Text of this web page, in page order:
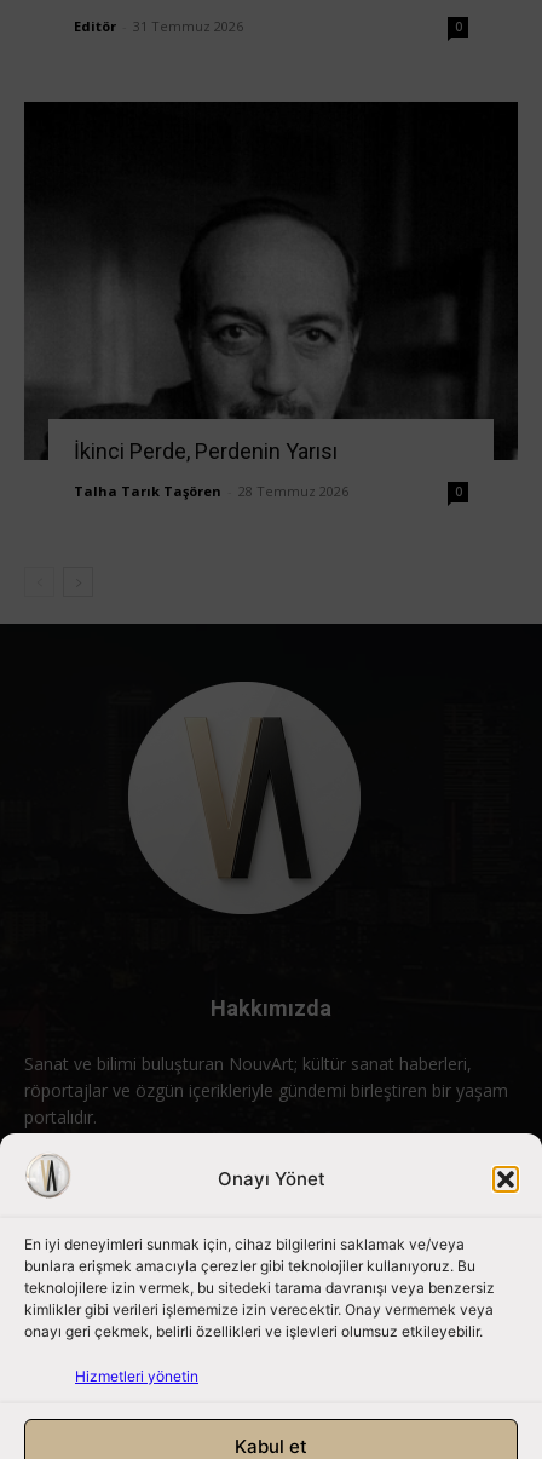
Onayı Yönet
En iyi deneyimleri sunmak için, cihaz bilgilerini saklamak ve/veya
bunlara erişmek amacıyla çerezler gibi teknolojiler kullanıyoruz. Bu
teknolojilere izin vermek, bu sitedeki tarama davranışı veya benzersiz
kimlikler gibi verileri işlememize izin verecektir. Onay vermemek veya
onayı geri çekmek, belirli özellikleri ve işlevleri olumsuz etkileyebilir.
Hizmetleri yönetin
Kabul et
Editör 31 Temmuz 2026 0
İkinci Perde, Perdenin Yarısı
Talha Tarık Taşören 28 Temmuz 2026 0
Hakkımızda
Sanat ve bilimi buluşturan NouvArt; kültür sanat haberleri,
röportajlar ve özgün içerikleriyle gündemi birleştiren bir yaşam
portalıdır.
Bizimle iletişime geçin: info@nouvart.net
Bizi Takip Edin